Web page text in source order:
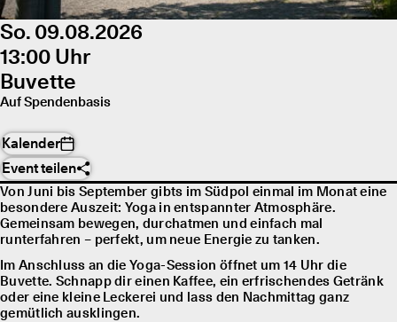
So. 09.08.2026
13:00 Uhr
Buvette
Auf Spendenbasis
Kalender
Event teilen
Von Juni bis September gibts im Südpol einmal im Monat eine
besondere Auszeit: Yoga in entspannter Atmosphäre.
Gemeinsam bewegen, durchatmen und einfach mal
runterfahren – perfekt, um neue Energie zu tanken.
Im Anschluss an die Yoga-Session öffnet um 14 Uhr die
Buvette. Schnapp dir einen Kaffee, ein erfrischendes Getränk
oder eine kleine Leckerei und lass den Nachmittag ganz
gemütlich ausklingen.